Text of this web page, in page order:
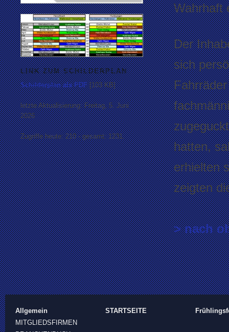
Wahrhaft
Der
sich
hatten,
erhielten
zeigten
> nach
LINK ZUM SCHILDERPLAN
Schilderplan als PDF[103 KB]
letzte Aktualisierung: Freitag, 5. Juni
2026
Zugriffe heute: 210 - gesamt: 1231.
Allgemein
MITGLIEDSFIRMEN
STARTSEITE